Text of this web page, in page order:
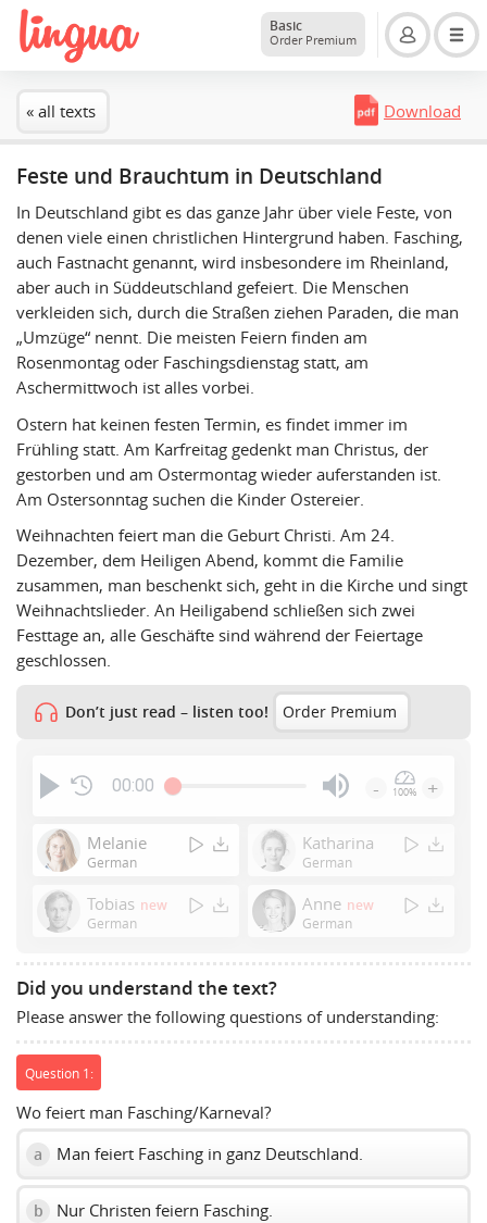
Basic
Order Premium
« all texts Download
Feste und Brauchtum in Deutschland
In Deutschland gibt es das ganze Jahr über viele Feste, von
denen viele einen christlichen Hintergrund haben. Fasching,
auch Fastnacht genannt, wird insbesondere im Rheinland,
aber auch in Süddeutschland gefeiert. Die Menschen
verkleiden sich, durch die Straßen ziehen Paraden, die man
„Umzüge“ nennt. Die meisten Feiern finden am
Rosenmontag oder Faschingsdienstag statt, am
Aschermittwoch ist alles vorbei.
Ostern hat keinen festen Termin, es findet immer im
Frühling statt. Am Karfreitag gedenkt man Christus, der
gestorben und am Ostermontag wieder auferstanden ist.
Am Ostersonntag suchen die Kinder Ostereier.
Weihnachten feiert man die Geburt Christi. Am 24.
Dezember, dem Heiligen Abend, kommt die Familie
zusammen, man beschenkt sich, geht in die Kirche und singt
Weihnachtslieder. An Heiligabend schließen sich zwei
Festtage an, alle Geschäfte sind während der Feiertage
geschlossen.
Don’t just read – listen too! Order Premium
00:00
Enter
or
to
show
- 100% +
Melanie
German
Katharina
German
Tobias new
German
Anne new
German
Did you understand the text?
Please answer the following questions of understanding:
Question 1:
Wo feiert man Fasching/Karneval?
a Man feiert Fasching in ganz Deutschland.
b Nur Christen feiern Fasching.